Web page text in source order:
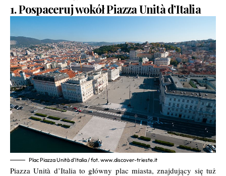
1. Pospaceruj wokół Piazza Unità d’Italia
Plac Piazza Unità d’Italia / fot. www.discover-trieste.it
Piazza Unità d’Italia to główny plac miasta, znajdujący się tuż